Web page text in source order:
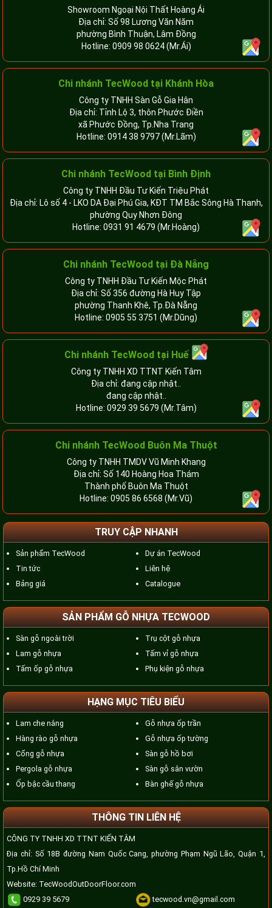
Showroom Ngoại Nội Thất Hoàng Ái
Địa chỉ: Số 98 Lương Văn Năm
phường Bình Thuận, Lâm Đồng
Hotline: 0909 98 0624(Mr.Ái)
Chi nhánh TecWood tại Khánh Hòa
Công ty TNHH Sàn Gỗ Gia Hân
Địa chỉ: Tỉnh Lộ 3, thôn Phước Điền
xã Phước Đồng, Tp.Nha Trang
Hotline: 0914 38 9797(Mr.Lãm)
Chi nhánh TecWood tại Bình Định
Công ty TNHH Đầu Tư Kiến Triệu Phát
Địa chỉ: Lô số 4 - LKO DA Đại Phú Gia, KĐT TM Bắc Sông Hà Thanh,
phường Quy Nhơn Đông
Hotline: 0931 91 4679 (Mr.Hoàng)
Chi nhánh TecWood tại Đà Nẵng
Công ty TNHH Đầu Tư Kiến Mộc Phát
Địa chỉ: Số 356 đường Hà Huy Tập
phường Thanh Khê, Tp.Đà Nẵng
Hotline: 0905 55 3751 (Mr.Dũng)
Chi nhánh TecWood tại Huế
Công ty TNHH XD TTNT Kiến Tâm
Địa chỉ: đang cập nhật..
đang cập nhật..
Hotline: 0929 39 5679 (Mr.Tâm)
Chi nhánh TecWood Buôn Ma Thuột
Công ty TNHH TMDV Vũ Minh Khang
Địa chỉ: Số 140 Hoàng Hoa Thám
Thành phố Buôn Ma Thuột
Hotline: 0905 86 6568 (Mr.Vũ)
TRUY CẬP NHANH
Sản phẩm TecWood
Tin tức
Bảng giá
Dự án TecWood
Liên hệ
Catalogue
SẢN PHẨM GỖ NHỰA TECWOOD
Sàn gỗ ngoài trời
Lam gỗ nhựa
Tấm ốp gỗ nhựa
Trụ cột gỗ nhựa
Tấm vỉ gỗ nhựa
Phụ kiện gỗ nhựa
HẠNG MỤC TIÊU BIỂU
Lam che nắng
Hàng rào gỗ nhựa
Cổng gỗ nhựa
Pergola gỗ nhựa
Ốp bậc cầu thang
Gỗ nhựa ốp trần
Gỗ nhựa ốp tường
Sàn gỗ hồ bơi
Sàn gỗ sân vườn
Bàn ghế gỗ nhựa
THÔNG TIN LIÊN HỆ
CÔNG TY TNHH XD TTNT KIẾN TÂM
Địa chỉ: Số 18B đường Nam Quốc Cang, phường Phạm Ngũ Lão, Quận 1,
Tp.Hồ Chí Minh
Website: TecWoodOutDoorFloor.com
0929 39 5679
tecwood.vn@gmail.com